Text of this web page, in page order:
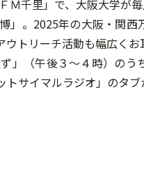
千里」で、大阪大学が
」。2025年の大阪・関
トリーチ活動も幅広くお
」（午後３～４時）のう
サイマルラジオ」のタ